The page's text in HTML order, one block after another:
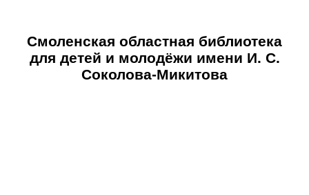
Смоленская областная библиотека
для детей и молодёжи имени И. С.
Соколова-Микитова